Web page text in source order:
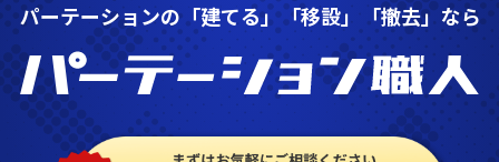
パーテーションの「建てる」「移設」「撤去」なら